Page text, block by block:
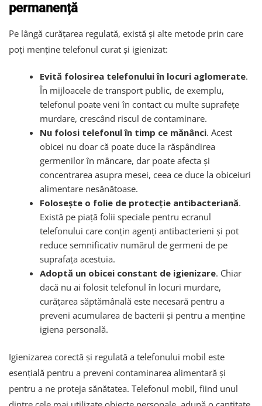
permanență
Pe lângă curățarea regulată, există și alte metode prin care
poți menține telefonul curat și igienizat:
Evită folosirea telefonului în locuri aglomerate.
În mijloacele de transport public, de exemplu,
telefonul poate veni în contact cu multe suprafețe
murdare, crescând riscul de contaminare.
Nu folosi telefonul în timp ce mănânci. Acest
obicei nu doar că poate duce la răspândirea
germenilor în mâncare, dar poate afecta și
concentrarea asupra mesei, ceea ce duce la obiceiuri
alimentare nesănătoase.
Folosește o folie de protecție antibacteriană.
Există pe piață folii speciale pentru ecranul
telefonului care conțin agenți antibacterieni și pot
reduce semnificativ numărul de germeni de pe
suprafața acestuia.
Adoptă un obicei constant de igienizare. Chiar
dacă nu ai folosit telefonul în locuri murdare,
curățarea săptămânală este necesară pentru a
preveni acumularea de bacterii și pentru a menține
igiena personală.
Igienizarea corectă și regulată a telefonului mobil este
esențială pentru a preveni contaminarea alimentară și
pentru a ne proteja sănătatea. Telefonul mobil, fiind unul